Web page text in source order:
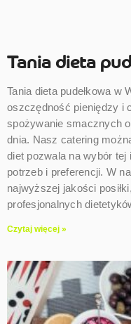
Tania dieta
Tania dieta pudełkowa w
oszczędność pieniędzy i
spożywanie smacznych
dnia. Nasz catering
diet pozwala na wybór tej
potrzeb i preferencji. W
najwyższej jakości
profesjonalnych
Czytaj więcej »